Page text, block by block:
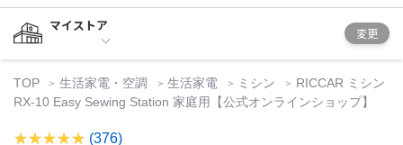
マイストア
変更
TOP 生活家電・空調 生活家電 ミシン
RICCAR ミシン
RX-10 Easy Sewing Station 家庭用【公式オンラインショップ】
(376)